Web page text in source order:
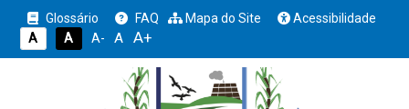
Glossário FAQ Mapa do Site
Acessibilidade
A
A A- A A+